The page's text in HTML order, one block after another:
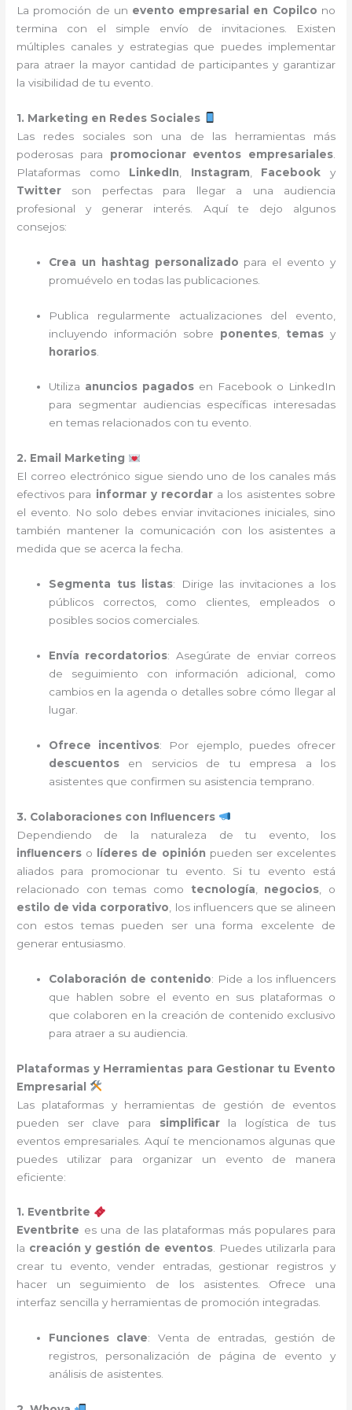
La promoción de un evento empresarial en Copilco no
termina con el simple envío de invitaciones. Existen
múltiples canales y estrategias que puedes implementar
para atraer la mayor cantidad de participantes y garantizar
la visibilidad de tu evento.
1. Marketing en Redes Sociales
Las redes sociales son una de las herramientas más
poderosas para promocionar eventos empresariales.
Plataformas como LinkedIn Instagram Facebook y
Twitter son perfectas para llegar a una audiencia
profesional y generar interés. Aquí te dejo algunos
consejos:
Crea un hashtag personalizado para el evento y
promuévelo en todas las publicaciones.
Publica regularmente actualizaciones del evento,
incluyendo información sobre ponentes temas y
horarios
Utiliza anuncios pagados en Facebook o LinkedIn
para segmentar audiencias específicas interesadas
en temas relacionados con tu evento.
2. Email Marketing
El correo electrónico sigue siendo uno de los canales más
efectivos para informar y recordar a los asistentes sobre
el evento. No solo debes enviar invitaciones iniciales, sino
también mantener la comunicación con los asistentes a
medida que se acerca la fecha.
Segmenta tus listas: Dirige las invitaciones a los
públicos correctos, como clientes, empleados o
posibles socios comerciales.
Envía recordatorios: Asegúrate de enviar correos
de seguimiento con información adicional, como
cambios en la agenda o detalles sobre cómo llegar al
lugar.
Ofrece incentivos: Por ejemplo, puedes ofrecer
descuentos en servicios de tu empresa a los
asistentes que confirmen su asistencia temprano.
3. Colaboraciones con Influencers
Dependiendo de la naturaleza de tu evento, los
influencers o líderes de opinión pueden ser excelentes
aliados para promocionar tu evento. Si tu evento está
relacionado con temas como tecnología negocios , o
estilo de vida corporativo , los influencers que se alineen
con estos temas pueden ser una forma excelente de
generar entusiasmo.
Colaboración de contenido: Pide a los influencers
que hablen sobre el evento en sus plataformas o
que colaboren en la creación de contenido exclusivo
para atraer a su audiencia.
Plataformas y Herramientas para Gestionar tu Evento
Empresarial
Las plataformas y herramientas de gestión de eventos
pueden ser clave para simplificarla logística de tus
eventos empresariales. Aquí te mencionamos algunas que
puedes utilizar para organizar un evento de manera
eficiente:
1. Eventbrite
Eventbrite es una de las plataformas más populares para
la creación y gestión de eventos. Puedes utilizarla para
crear tu evento, vender entradas, gestionar registros y
hacer un seguimiento de los asistentes. Ofrece una
interfaz sencilla y herramientas de promoción integradas.
Funciones clave: Venta de entradas, gestión de
registros, personalización de página de evento y
análisis de asistentes.